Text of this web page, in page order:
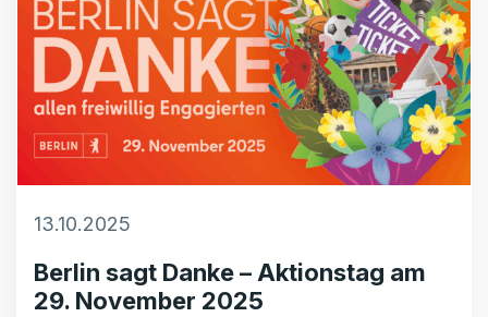
13.10.2025
Berlin sagt Danke – Aktionstag am
29. November 2025